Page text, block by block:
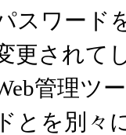
スワード
更されて
管理ツ
とを別々